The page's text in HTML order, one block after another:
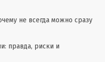
не всегда можно сразу
правда, риски и